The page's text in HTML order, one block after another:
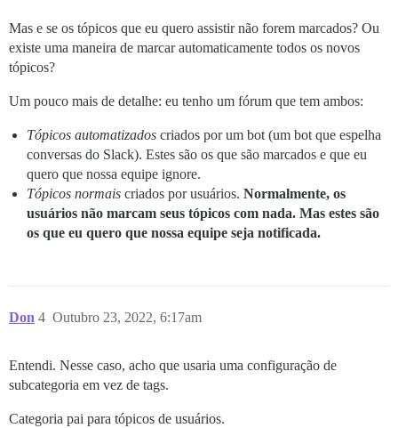
Mas e se os tópicos que eu quero assistir não forem marcados? Ou
existe uma maneira de marcar automaticamente todos os novos
tópicos?
Um pouco mais de detalhe: eu tenho um fórum que tem ambos:
Tópicos automatizados criados por um bot (um bot que espelha
conversas do Slack). Estes são os que são marcados e que eu
quero que nossa equipe ignore.
Tópicos normais criados por usuários. Normalmente, os
usuários não marcam seus tópicos com nada. Mas estes são
os que eu quero que nossa equipe seja notificada.
Don Outubro 23, 2022, 6:17am
4
Entendi. Nesse caso, acho que usaria uma configuração de
subcategoria em vez de tags.
Categoria pai para tópicos de usuários.